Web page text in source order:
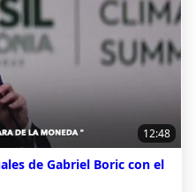
12:48
de Gabriel Boric con el